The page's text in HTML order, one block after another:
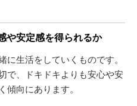
や安定感を得られるか
生活をしていくものです。
で、ドキドキよりも安心や安
向にあります。